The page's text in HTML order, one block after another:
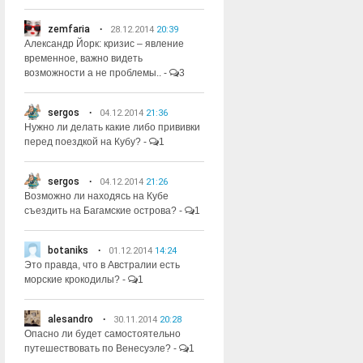
zemfaria 28.12.2014 20:39
Александр Йорк: кризис – явление
временное, важно видеть
возможности а не проблемы.. - 3
sergos 04.12.2014 21:36
Нужно ли делать какие либо прививки
перед поездкой на Кубу? - 1
sergos 04.12.2014 21:26
Возможно ли находясь на Кубе
съездить на Багамские острова? - 1
botaniks 01.12.2014 14:24
Это правда, что в Австралии есть
морские крокодилы? - 1
alesandro 30.11.2014 20:28
Опасно ли будет самостоятельно
путешествовать по Венесуэле? - 1